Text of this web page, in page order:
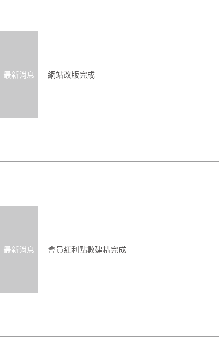
最新消息 網站改版完成
最新消息 會員紅利點數建構完成